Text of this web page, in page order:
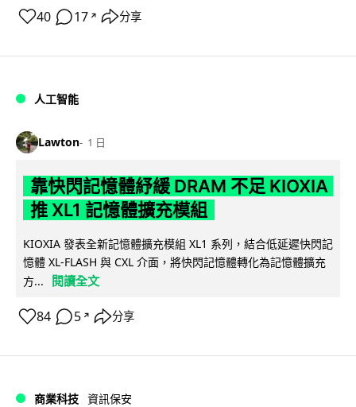
40 17 ↗ 分享
人工智能
Lawton 1 日
靠快閃記憶體紓緩 DRAM 不足 KIOXIA
推 XL1 記憶體擴充模組
KIOXIA 發表全新記憶體擴充模組 XL1 系列，結合低延遲快閃記
憶體 XL-FLASH 與 CXL 介面，將快閃記憶體轉化為記憶體擴充
方...
閱讀全文
84 5 ↗ 分享
商業科技 資訊保安